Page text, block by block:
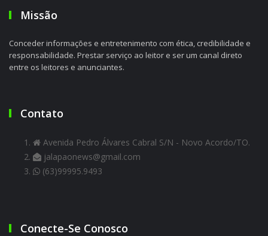
Missão
Conceder informações e entretenimento com ética, credibilidade e
responsabilidade. Prestar serviço ao leitor e ser um canal direto
entre os leitores e anunciantes.
Contato
Avenida Pedro Álvares Cabral S/N - Novo Acordo/TO.
jalapaonews@gmail.com
(63)99995.9493
Conecte-Se Conosco